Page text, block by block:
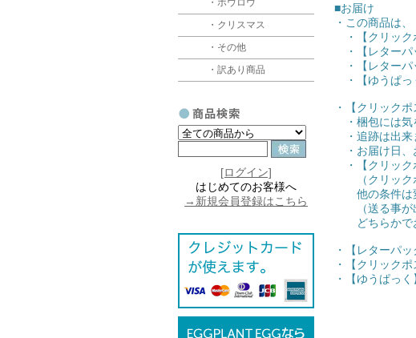
■お届け
・この商品は、
・【クリック
・【レターパ
・【レターパ
・【ゆうぱっ
・【クリック
・梱包には気
・追跡は出来
・お届け日、
・【クリック
（クリックポ
他の条件は変
（送る事が出
どちらかでお
・【レターパ
・【クリック
・【ゆうぱっ
・ホウロウ
・クリスマス
・その他
・訳あり商品
[ログイン]
はじめてのお客様へ
→新規会員登録はこちら